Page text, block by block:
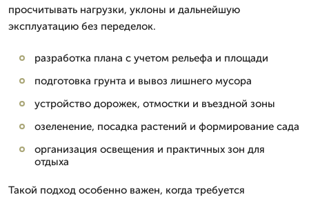
просчитывать нагрузки, уклоны и дальнейшую
эксплуатацию без переделок.
разработка плана с учетом рельефа и площади
подготовка грунта и вывоз лишнего мусора
устройство дорожек, отмостки и въездной зоны
озеленение, посадка растений и формирование сада
организация освещения и практичных зон для
отдыха
Такой подход особенно важен, когда требуется